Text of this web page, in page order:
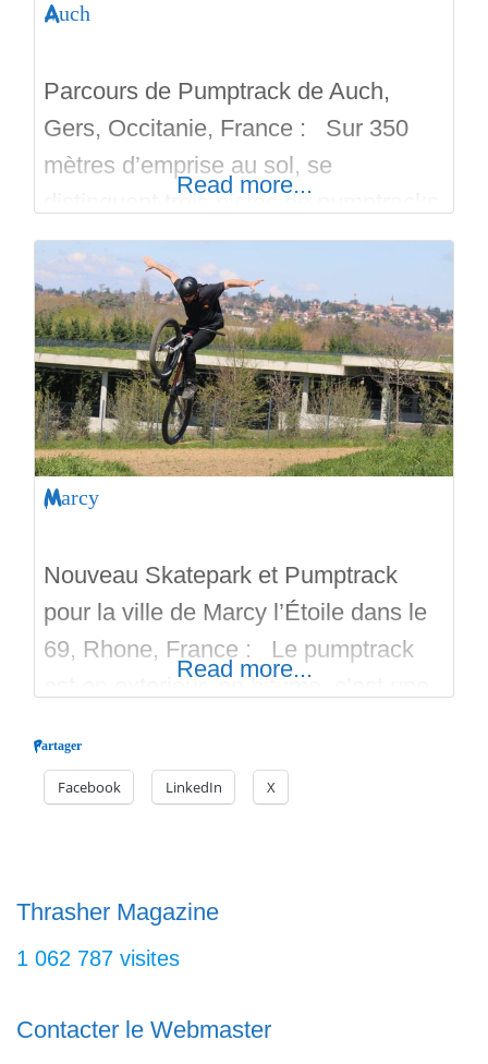
Auch
Parcours de Pumptrack de Auch,
Gers, Occitanie, France : Sur 350
mètres d’emprise au sol, se
distinguent trois pistes de pumptracks
désignées par couleurs suivant les
niveaux de pratiques. Situé en
extérieur, en accès gratuit, mais sans
lumières, le pumptrack de Auch a
ouvert depuis 2019, c’est une
réalisation par BikeSolutions. Les
pistes verte, bleu et rouge offrent
Read more...
Marcy
Nouveau Skatepark et Pumptrack
pour la ville de Marcy l’Étoile dans le
69, Rhone, France : Le pumptrack
est en exterieur, en bitume, c’est une
Tracks en 2023. Le pumptrack de
Marcy forme un espèce de huit avec
relevés, des plateformes. Pour le
Read more...
Partager
Facebook LinkedIn X
Thrasher Magazine
1 062 787 visites
Contacter le Webmaster